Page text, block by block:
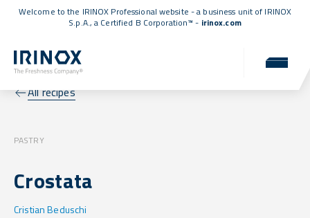
Welcome to the IRINOX Professional website - a business unit of IRINOX
S.p.A., a Certified B Corporation™ - irinox.com
All recipes
PASTRY
Crostata
Cristian Beduschi